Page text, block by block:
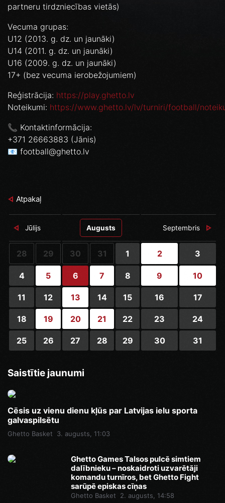
partneru tirdzniecības vietās)
Vecuma grupas:
U12 (2013. g. dz. un jaunāki)
U14 (2011. g. dz. un jaunāki)
U16 (2009. g. dz. un jaunāki)
17+ (bez vecuma ierobežojumiem)
Reģistrācija: https://play.ghetto.lv
Noteikumi: https://www.ghetto.lv/lv/turniri/football/
📞 Kontaktinformācija:
+371 26663883 (Jānis)
📧 football@ghetto.lv
Atpakaļ
Jūlijs Augusts Septembris
28 29 30 31 1 2 3
4 5 6 7 8 9 10
11 12 13 14 15 16 17
18 19 20 21 22 23 24
25 26 27 28 29 30 31
Saistītie jaunumi
Cēsis uz vienu dienu kļūs par Latvijas ielu sporta
galvaspilsētu
Ghetto Basket 3. augusts, 11:03
Ghetto Games Talsos pulcē simtiem
dalībnieku – noskaidroti uzvarētāji
komandu turnīros, bet Ghetto Fight
sarūpē episkas cīņas
Ghetto Basket 2. augusts, 14:58